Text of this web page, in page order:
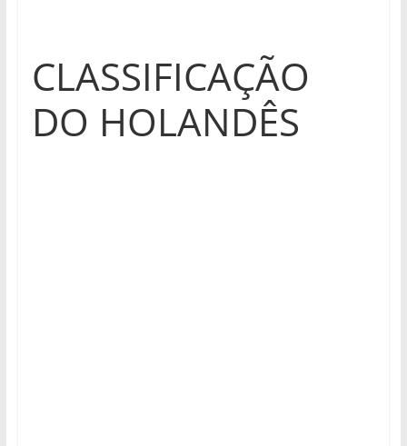
CLASSIFICAÇÃO
DO HOLANDÊS